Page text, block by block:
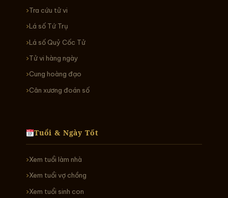
Tra cứu tử vi
Lá số Tứ Trụ
Lá số Quỷ Cốc Tử
Tử vi hàng ngày
Cung hoàng đạo
Cân xương đoán số
Tuổi & Ngày Tốt
Xem tuổi làm nhà
Xem tuổi vợ chồng
Xem tuổi sinh con